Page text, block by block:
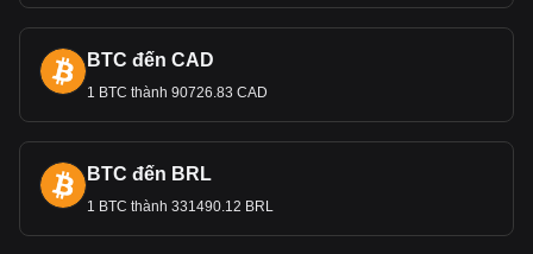
BTC đến CAD
1 BTC thành 90726.83 CAD
BTC đến BRL
1 BTC thành 331490.12 BRL